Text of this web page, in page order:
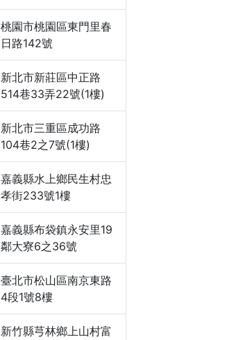
桃園市桃園區東門里春
日路142號
新北市新莊區中正路
514巷33弄22號(1樓)
新北市三重區成功路
104巷2之7號(1樓)
嘉義縣水上鄉民生村忠
孝街233號1樓
嘉義縣布袋鎮永安里19
鄰大寮6之36號
臺北市松山區南京東路
4段1號8樓
新竹縣芎林鄉上山村富